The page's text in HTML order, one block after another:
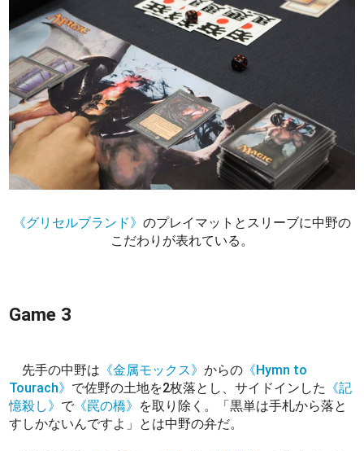
《グリセルブランド》 のプレイマットとスリーブに中野の
こだわりが表れている。
Game 3
先手の中野は 《金属モックス》からの 《Hymn to
Tourach》 で佐野の土地を2枚落とし、サイドインした 《記
憶殺し》 で 《罠の橋》 を取り除く。「黒単は手札から落と
すしかないんですよ」とは中野の弁だ。